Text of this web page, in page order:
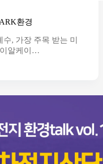
환경
, 가장 주목 받는 미
알케이…